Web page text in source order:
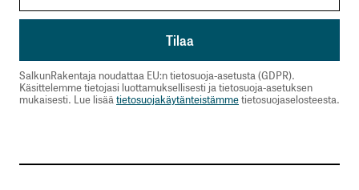
SalkunRakentaja noudattaa EU:n tietosuoja-asetusta (GDPR).
Käsittelemme tietojasi luottamuksellisesti ja tietosuoja-asetuksen
mukaisesti. Lue lisää tietosuojakäytänteistämmetietosuojaselosteesta.